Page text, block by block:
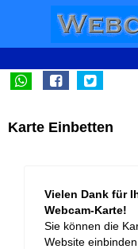
Karte Einbetten
Vielen Dank für
Webcam-Karte!
Sie können die
Website